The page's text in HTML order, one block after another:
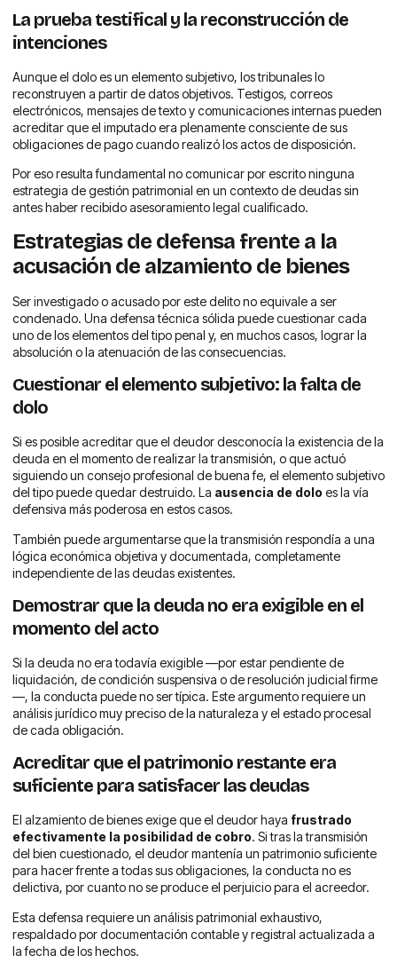
La prueba testifical y la reconstrucción de
intenciones
Aunque el dolo es un elemento subjetivo, los tribunales lo
reconstruyen a partir de datos objetivos. Testigos, correos
electrónicos, mensajes de texto y comunicaciones internas pueden
acreditar que el imputado era plenamente consciente de sus
obligaciones de pago cuando realizó los actos de disposición.
Por eso resulta fundamental no comunicar por escrito ninguna
estrategia de gestión patrimonial en un contexto de deudas sin
antes haber recibido asesoramiento legal cualificado.
Estrategias de defensa frente a la
acusación de alzamiento de bienes
Ser investigado o acusado por este delito no equivale a ser
condenado. Una defensa técnica sólida puede cuestionar cada
uno de los elementos del tipo penal y, en muchos casos, lograr la
absolución o la atenuación de las consecuencias.
Cuestionar el elemento subjetivo: la falta de
dolo
Si es posible acreditar que el deudor desconocía la existencia de la
deuda en el momento de realizar la transmisión, o que actuó
siguiendo un consejo profesional de buena fe, el elemento subjetivo
del tipo puede quedar destruido. La ausencia de dolo es la vía
defensiva más poderosa en estos casos.
También puede argumentarse que la transmisión respondía a una
lógica económica objetiva y documentada, completamente
independiente de las deudas existentes.
Demostrar que la deuda no era exigible en el
momento del acto
Si la deuda no era todavía exigible —por estar pendiente de
liquidación, de condición suspensiva o de resolución judicial firme
—, la conducta puede no ser típica. Este argumento requiere un
análisis jurídico muy preciso de la naturaleza y el estado procesal
de cada obligación.
Acreditar que el patrimonio restante era
suficiente para satisfacer las deudas
El alzamiento de bienes exige que el deudor haya frustrado
efectivamente la posibilidad de cobro. Si tras la transmisión
del bien cuestionado, el deudor mantenía un patrimonio suficiente
para hacer frente a todas sus obligaciones, la conducta no es
delictiva, por cuanto no se produce el perjuicio para el acreedor.
Esta defensa requiere un análisis patrimonial exhaustivo,
respaldado por documentación contable y registral actualizada a
la fecha de los hechos.